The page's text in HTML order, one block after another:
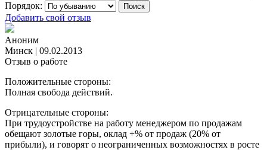
Порядок:
Добавить свой отзыв
Аноним
Минск | 09.02.2013
Отзыв о работе
Положительные стороны:
Полная свобода действий.
Отрицательные стороны:
При трудоустройстве на работу менеджером по продажам
обещают золотые горы, оклад +% от продаж (20% от
прибыли), и говорят о неограниченных возможностях в росте